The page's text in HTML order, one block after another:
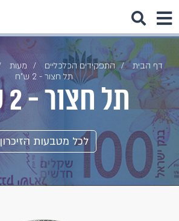
דף הבית התפקידים הכלכליים מעות
תל חצור - 2 ש"ח
תל חצור - 2 ש"ח
לכל מטבעות הזיכרון